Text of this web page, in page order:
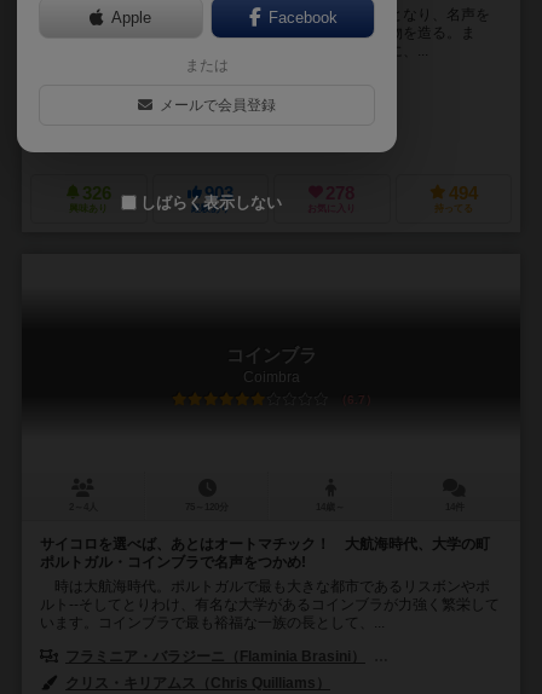
ルネサンス期のフィレンツェ。プレイヤーは貴族の長となり、名声を
集める。軍事力により領土を拡大し、資源を集めて建物を造る。ま
た、影響力のある人物を集め、事業に投資する。さらに、...
クレメンス・フランツ（Klemens Franz）
クラニオ・クリエーショ
326
興味あり
903
経験あり
278
お気に入り
494
持ってる
コインブラ
Coimbra
6.7
サイコロを選べば、あとはオートマチック！ 大航海時代、大学の町
ポルトガル・コインブラで名声をつかめ!
時は大航海時代。ポルトガルで最も大きな都市であるリスボンやポ
ルト--そしてとりわけ、有名な大学があるコインブラが力強く繁栄して
います。コインブラで最も裕福な一族の長として、...
フラミニア・バラジーニ（Flaminia Brasini）
クリス・キリアムス（Chris Quilliams）
Apple Facebook
または
メールで会員登録
しばらく表示しない